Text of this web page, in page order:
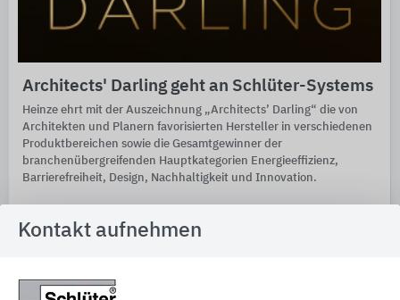
Architects' Darling geht an Schlüter-Systems
Heinze ehrt mit der Auszeichnung „Architects’ Darling“ die von
Architekten und Planern favorisierten Hersteller in verschiedenen
Produktbereichen sowie die Gesamtgewinner der
branchenübergreifenden Hauptkategorien Energieeffizienz,
Barrierefreiheit, Design, Nachhaltigkeit und Innovation.
2024
Fliesen/Platten
Kontakt aufnehmen